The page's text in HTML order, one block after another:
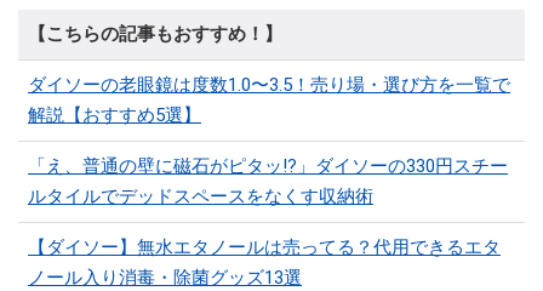
【こちらの記事もおすすめ！】
ダイソーの老眼鏡は度数1.0〜3.5！売り場・選び方を一覧で
解説【おすすめ5選】
「え、普通の壁に磁石がピタッ!?」ダイソーの330円スチー
ルタイルでデッドスペースをなくす収納術
【ダイソー】無水エタノールは売ってる？代用できるエタ
ノール入り消毒・除菌グッズ13選